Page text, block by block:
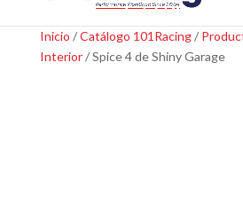
Inicio /Catálogo 101Racing/
Interior/ Spice 4 de Shiny Garage